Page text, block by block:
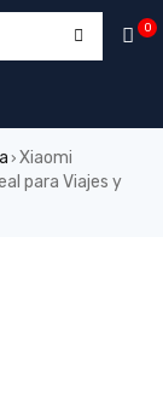
0
› Xiaomi
para Viajes y